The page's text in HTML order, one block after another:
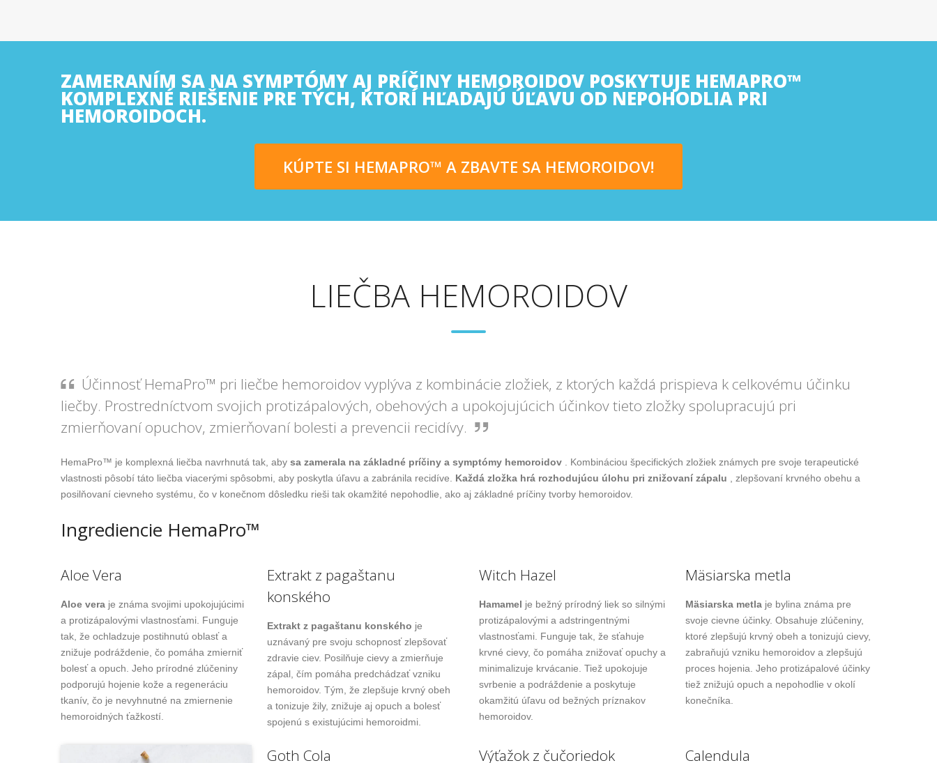
ZAMERANÍM SA NA SYMPTÓMY AJ PRÍČINY HEMOROIDOV POSKYTUJE HEMAPRO™
KOMPLEXNÉ RIEŠENIE PRE TÝCH, KTORÍ HĽADAJÚ ÚĽAVU OD NEPOHODLIA PRI
HEMOROIDOCH.
KÚPTE SI HEMAPRO™ A ZBAVTE SA HEMOROIDOV!
LIEČBA HEMOROIDOV
Účinnosť HemaPro™ pri liečbe hemoroidov vyplýva z kombinácie zložiek, z ktorých každá prispieva k celkovému účinku
liečby. Prostredníctvom svojich protizápalových, obehových a upokojujúcich účinkov tieto zložky spolupracujú pri
zmierňovaní opuchov, zmierňovaní bolesti a prevencii recidívy.
HemaPro™ je komplexná liečba navrhnutá tak, aby sa zamerala na základné príčiny a symptómy hemoroidov . Kombináciou špecifických zložiek známych pre svoje terapeutické
vlastnosti pôsobí táto liečba viacerými spôsobmi, aby poskytla úľavu a zabránila recidíve. Každá zložka hrá rozhodujúcu úlohu pri znižovaní zápalu , zlepšovaní krvného obehu a
posilňovaní cievneho systému, čo v konečnom dôsledku rieši tak okamžité nepohodlie, ako aj základné príčiny tvorby hemoroidov.
Ingrediencie HemaPro™
Aloe Vera
Aloe vera je známa svojimi upokojujúcimi
a protizápalovými vlastnosťami. Funguje
tak, že ochladzuje postihnutú oblasť a
znižuje podráždenie, čo pomáha zmierniť
bolesť a opuch. Jeho prírodné zlúčeniny
podporujú hojenie kože a regeneráciu
tkanív, čo je nevyhnutné na zmiernenie
hemoroidných ťažkostí.
Extrakt z pagaštanu
konského
Extrakt z pagaštanu konského je
uznávaný pre svoju schopnosť zlepšovať
zdravie ciev. Posilňuje cievy a zmierňuje
zápal, čím pomáha predchádzať vzniku
hemoroidov. Tým, že zlepšuje krvný obeh
a tonizuje žily, znižuje aj opuch a bolesť
spojenú s existujúcimi hemoroidmi.
Witch Hazel
Hamamel je bežný prírodný liek so silnými
protizápalovými a adstringentnými
vlastnosťami. Funguje tak, že sťahuje
krvné cievy, čo pomáha znižovať opuchy a
minimalizuje krvácanie. Tiež upokojuje
svrbenie a podráždenie a poskytuje
okamžitú úľavu od bežných príznakov
hemoroidov.
Mäsiarska metla
Mäsiarska metla je bylina známa pre
svoje cievne účinky. Obsahuje zlúčeniny,
ktoré zlepšujú krvný obeh a tonizujú cievy,
zabraňujú vzniku hemoroidov a zlepšujú
proces hojenia. Jeho protizápalové účinky
tiež znižujú opuch a nepohodlie v okolí
konečníka.
Goth Cola Výťažok z čučoriedok Calendula